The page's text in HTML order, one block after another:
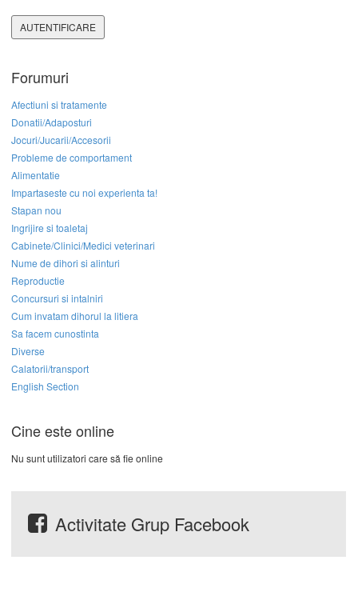
AUTENTIFICARE
Forumuri
Afectiuni si tratamente
Donatii/Adaposturi
Jocuri/Jucarii/Accesorii
Probleme de comportament
Alimentatie
Impartaseste cu noi experienta ta!
Stapan nou
Ingrijire si toaletaj
Cabinete/Clinici/Medici veterinari
Nume de dihori si alinturi
Reproductie
Concursuri si intalniri
Cum invatam dihorul la litiera
Sa facem cunostinta
Diverse
Calatorii/transport
English Section
Cine este online
Nu sunt utilizatori care să fie online
Activitate Grup Facebook